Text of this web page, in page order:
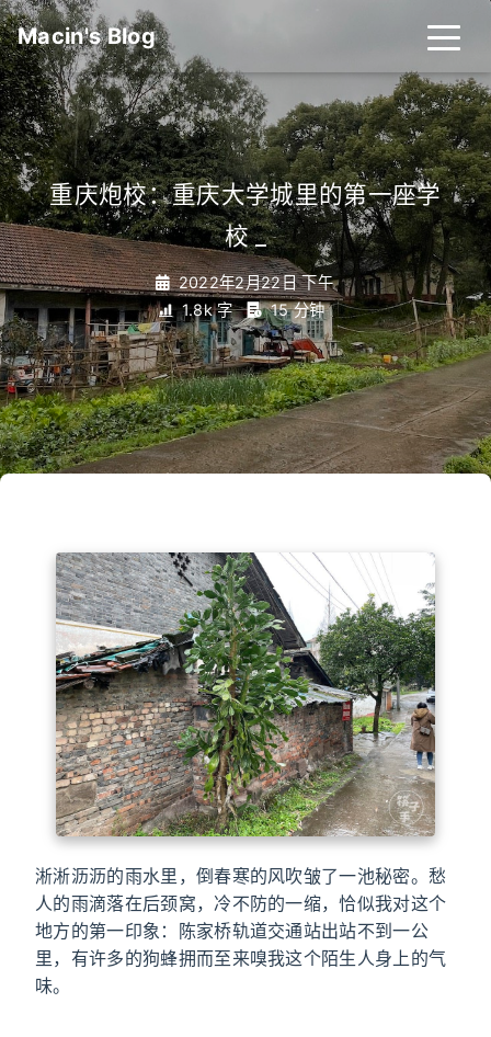
Macin's Blog
重庆炮校：重庆大学城里的第一座学
校_
2022年2月22日 下午
1.8k 字
15 分钟
淅淅沥沥的雨水里，倒春寒的风吹皱了一池秘密。愁
人的雨滴落在后颈窝，冷不防的一缩，恰似我对这个
地方的第一印象：陈家桥轨道交通站出站不到一公
里，有许多的狗蜂拥而至来嗅我这个陌生人身上的气
味。